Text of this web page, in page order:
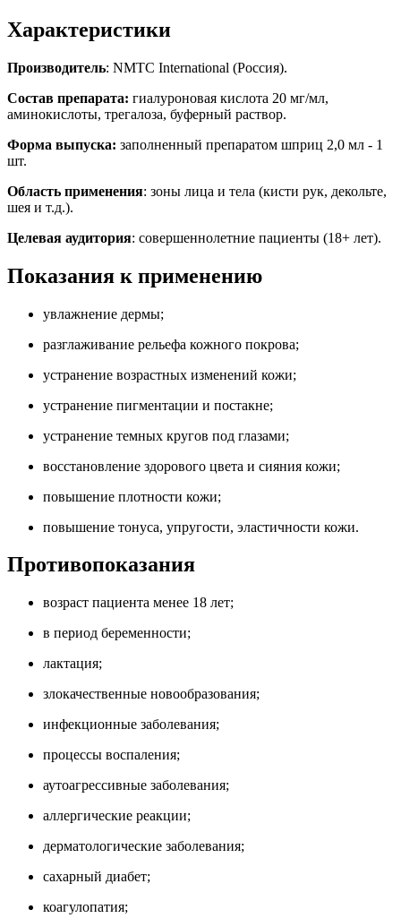
Характеристики
Производитель: NMTC International (Россия).
Состав препарата: гиалуроновая кислота 20 мг/мл,
аминокислоты, трегалоза, буферный раствор.
Форма выпуска: заполненный препаратом шприц 2,0 мл - 1
шт.
Область применения: зоны лица и тела (кисти рук, декольте,
шея и т.д.).
Целевая аудитория: совершеннолетние пациенты (18+ лет).
Показания к применению
увлажнение дермы;
разглаживание рельефа кожного покрова;
устранение возрастных изменений кожи;
устранение пигментации и постакне;
устранение темных кругов под глазами;
восстановление здорового цвета и сияния кожи;
повышение плотности кожи;
повышение тонуса, упругости, эластичности кожи.
Противопоказания
возраст пациента менее 18 лет;
в период беременности;
лактация;
злокачественные новообразования;
инфекционные заболевания;
процессы воспаления;
аутоагрессивные заболевания;
аллергические реакции;
дерматологические заболевания;
сахарный диабет;
коагулопатия;